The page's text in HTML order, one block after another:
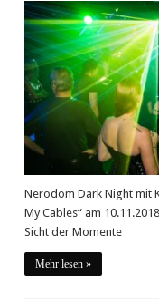
Nerodom Dark Night mit
My Cables“ am
Sicht der Momente
Mehr lesen »